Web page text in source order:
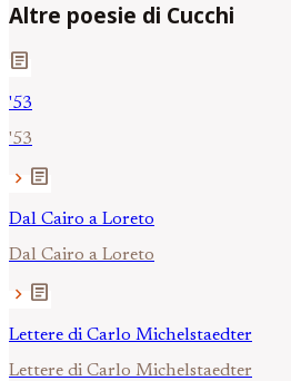
Altre poesie di Cucchi
article
'53
'53
chevron_right article
Dal Cairo a Loreto
Dal Cairo a Loreto
chevron_right article
Lettere di Carlo Michelstaedter
Lettere di Carlo Michelstaedter